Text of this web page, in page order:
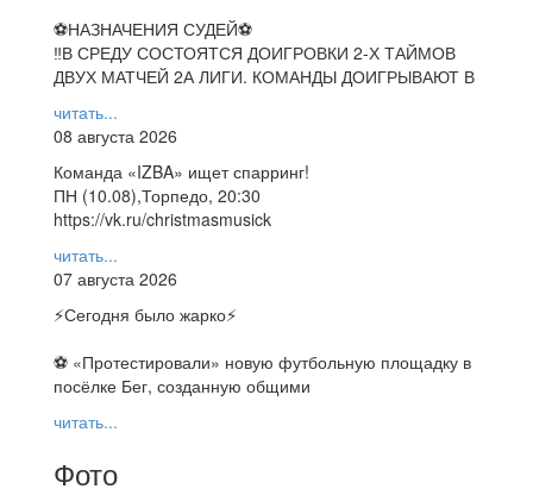
⚽НАЗНАЧЕНИЯ СУДЕЙ⚽
‼В СРЕДУ СОСТОЯТСЯ ДОИГРОВКИ 2-Х ТАЙМОВ
ДВУХ МАТЧЕЙ 2А ЛИГИ. КОМАНДЫ ДОИГРЫВАЮТ В
читать...
08 августа 2026
Команда «IZBA» ищет спарринг!
ПН (10.08),Торпедо, 20:30
https://vk.ru/christmasmusick
читать...
07 августа 2026
⚡️Сегодня было жарко⚡️
⚽ ️«Протестировали» новую футбольную площадку в
посёлке Бег, созданную общими
читать...
Фото